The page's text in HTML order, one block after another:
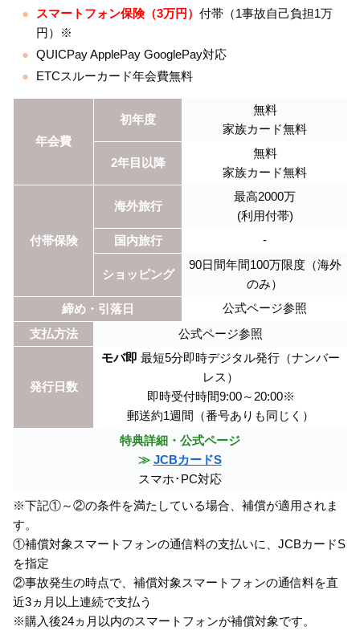
スマートフォン保険（3万円） 付帯（1事故自己負担1万
円）※
QUICPay ApplePay GooglePay対応
ETCスルーカード年会費無料
年会費
初年度
無料
家族カード無料
2年目以降
無料
家族カード無料
付帯保険
海外旅行
最高2000万
(利用付帯)
国内旅行
‐
ショッピング
90日間年間100万限度（海外
のみ）
締め・引落日
公式ページ参照
支払方法
公式ページ参照
発行日数
モバ即 最短5分即時デジタル発行（ナンバー
レス）
即時受付時間9:00～20:00※
郵送約1週間（番号ありも同じく）
特典詳細・公式ページ
≫ JCBカードS
スマホ･PC対応
※下記①～②の条件を満たしている場合、補償が適用されま
す。
①補償対象スマートフォンの通信料の支払いに、JCBカードS
を指定
②事故発生の時点で、補償対象スマートフォンの通信料を直
近3ヵ月以上連続で支払う
※購入後24ヵ月以内のスマートフォンが補償対象です。